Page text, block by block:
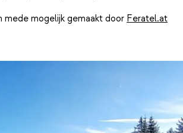
mede mogelijk gemaakt door Feratel.at